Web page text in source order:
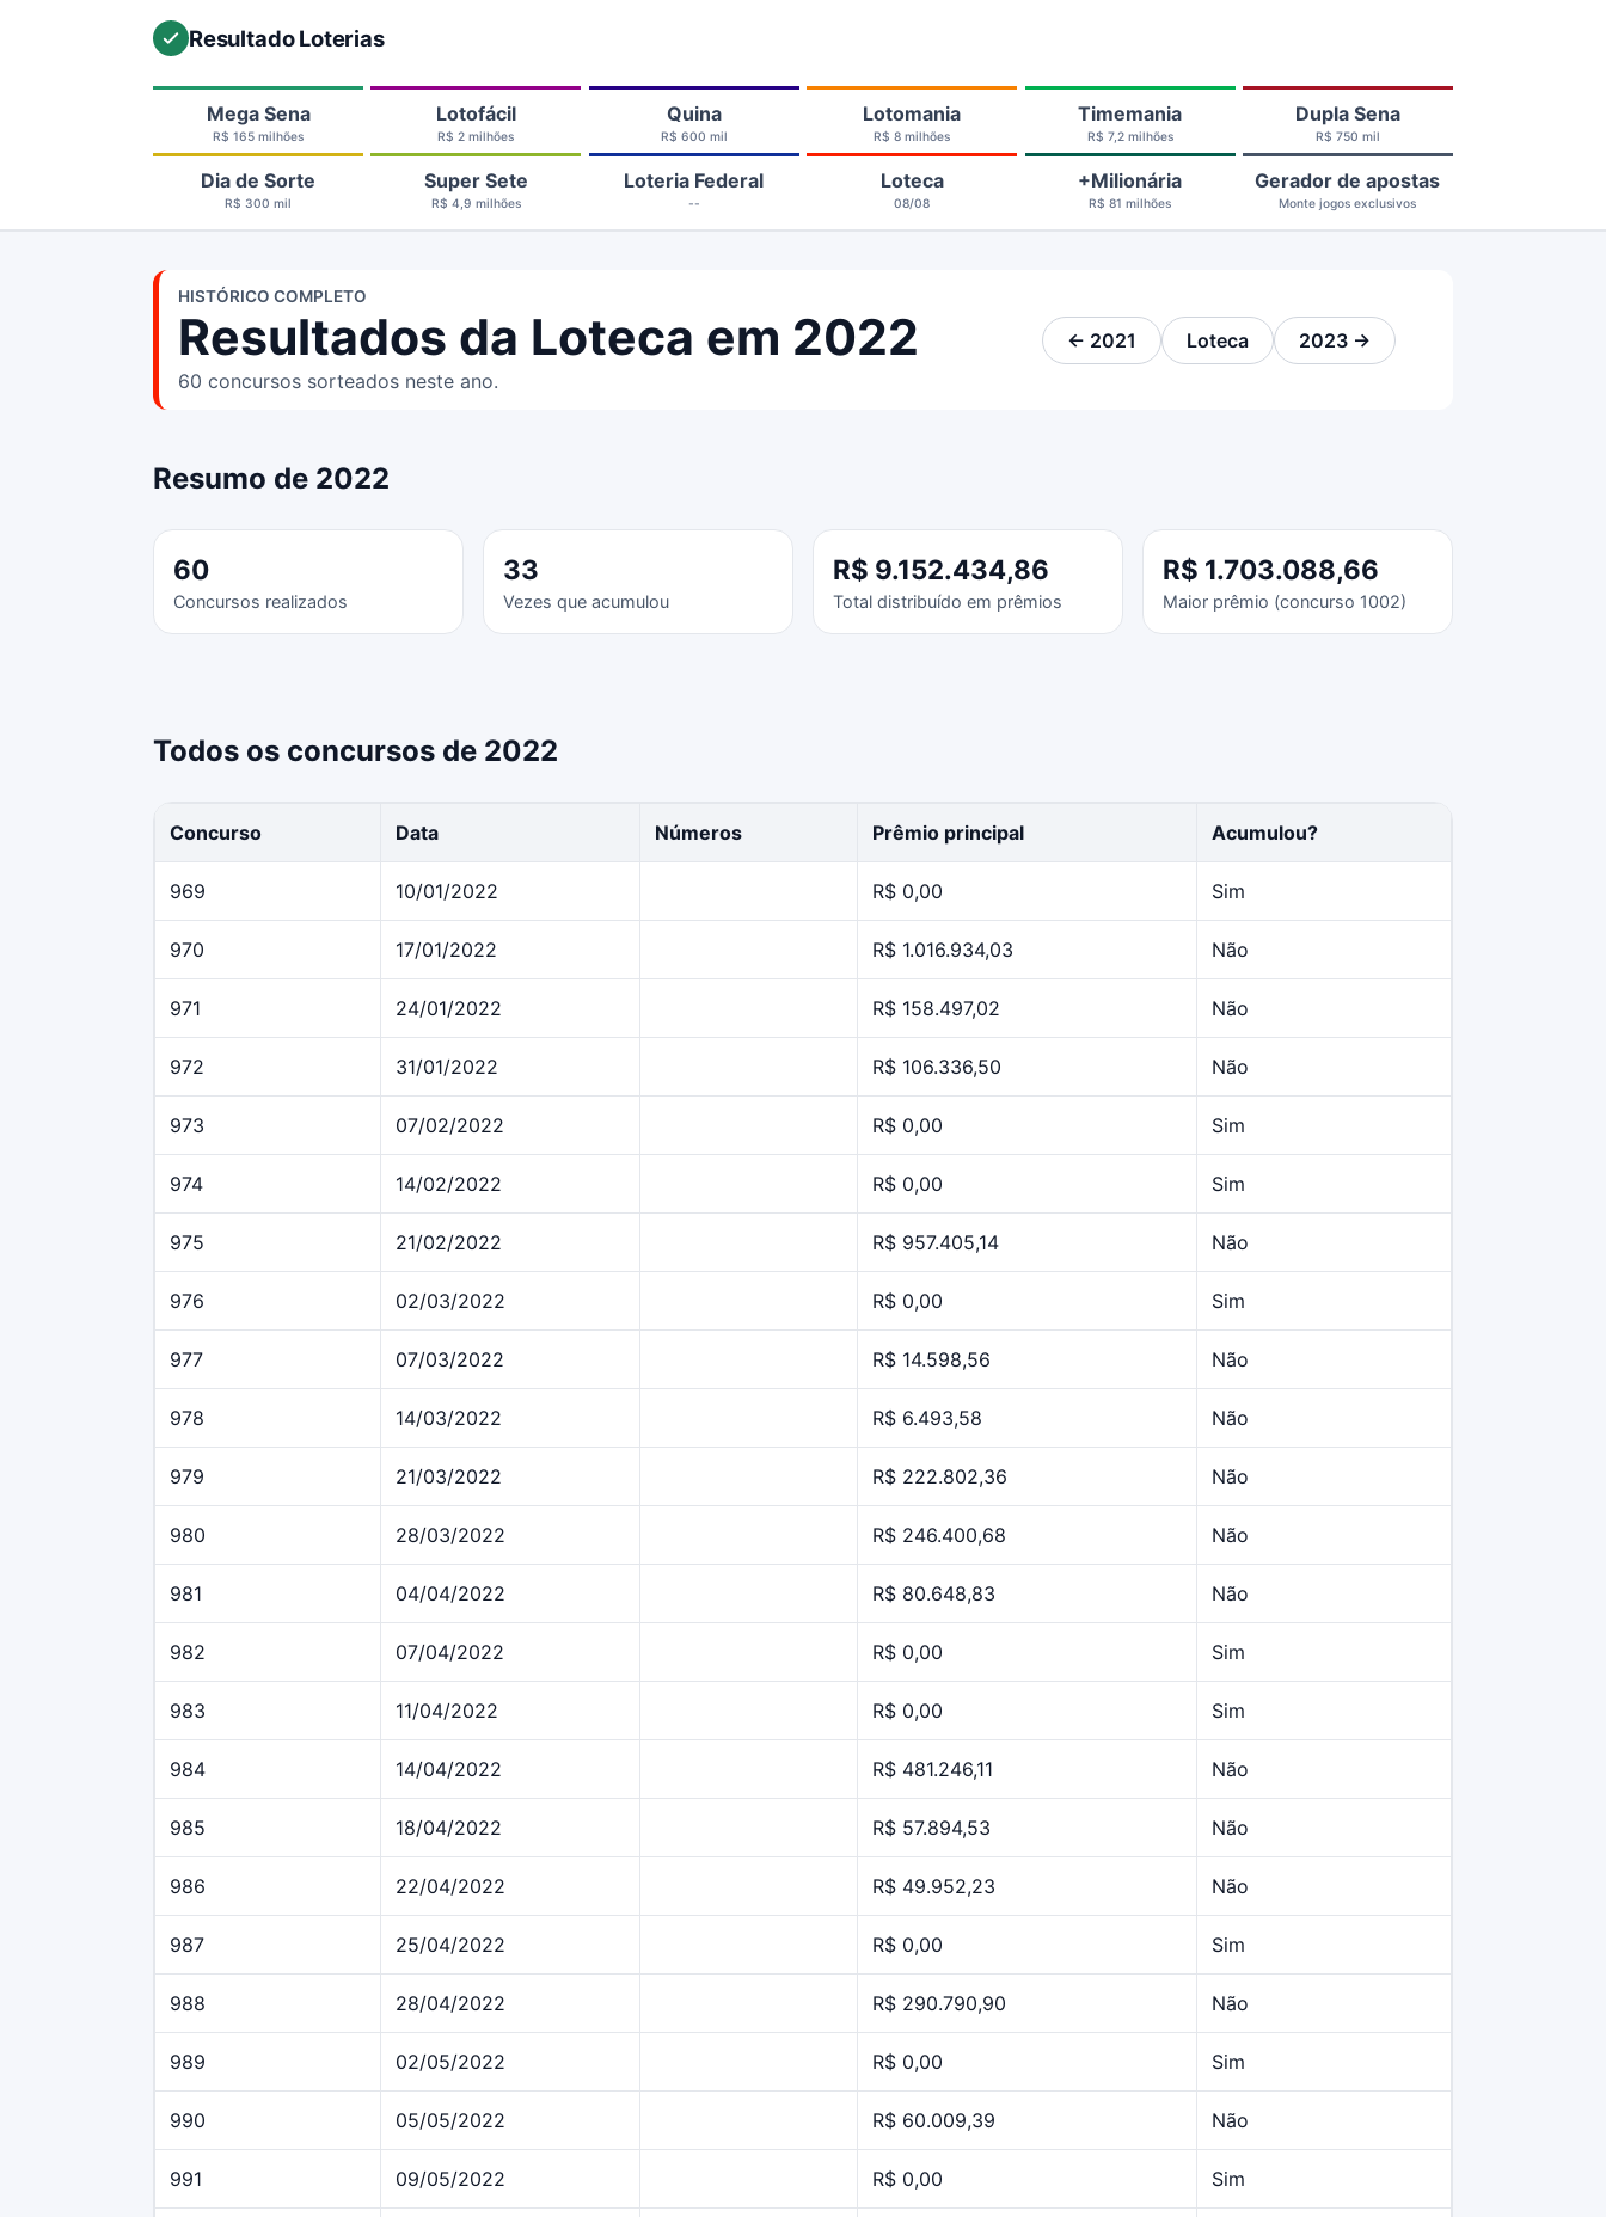
Resultado Loterias
Mega Sena
R$ 165 milhões
Lotofácil
R$ 2 milhões
Quina
R$ 600 mil
Lotomania
R$ 8 milhões
Timemania
R$ 7,2 milhões
Dupla Sena
R$ 750 mil
Dia de Sorte
R$ 300 mil
Super Sete
R$ 4,9 milhões
Loteria Federal
--
Loteca
08/08
+Milionária
R$ 81 milhões
Gerador de apostas
Monte jogos exclusivos
HISTÓRICO COMPLETO
Resultados da Loteca em 2022
60 concursos sorteados neste ano.
← 2021 Loteca 2023 →
Resumo de 2022
60
Concursos realizados
33
Vezes que acumulou
R$ 9.152.434,86
Total distribuído em prêmios
R$ 1.703.088,66
Maior prêmio (concurso 1002)
Todos os concursos de 2022
Concurso Data Números Prêmio principal Acumulou?
969 10/01/2022 R$ 0,00 Sim
970 17/01/2022 R$ 1.016.934,03 Não
971 24/01/2022 R$ 158.497,02 Não
972 31/01/2022 R$ 106.336,50 Não
973 07/02/2022 R$ 0,00 Sim
974 14/02/2022 R$ 0,00 Sim
975 21/02/2022 R$ 957.405,14 Não
976 02/03/2022 R$ 0,00 Sim
977 07/03/2022 R$ 14.598,56 Não
978 14/03/2022 R$ 6.493,58 Não
979 21/03/2022 R$ 222.802,36 Não
980 28/03/2022 R$ 246.400,68 Não
981 04/04/2022 R$ 80.648,83 Não
982 07/04/2022 R$ 0,00 Sim
983 11/04/2022 R$ 0,00 Sim
984 14/04/2022 R$ 481.246,11 Não
985 18/04/2022 R$ 57.894,53 Não
986 22/04/2022 R$ 49.952,23 Não
987 25/04/2022 R$ 0,00 Sim
988 28/04/2022 R$ 290.790,90 Não
989 02/05/2022 R$ 0,00 Sim
990 05/05/2022 R$ 60.009,39 Não
991 09/05/2022 R$ 0,00 Sim